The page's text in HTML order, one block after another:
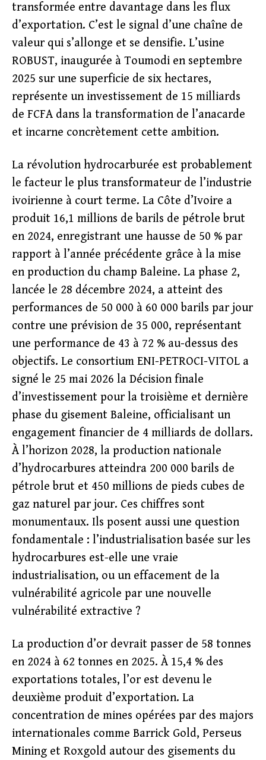
transformée entre davantage dans les flux
d’exportation. C’est le signal d’une chaîne de
valeur qui s’allonge et se densifie. L’usine
ROBUST, inaugurée à Toumodi en septembre
2025 sur une superficie de six hectares,
représente un investissement de 15 milliards
de FCFA dans la transformation de l’anacarde
et incarne concrètement cette ambition.
La révolution hydrocarburée est probablement
le facteur le plus transformateur de l’industrie
ivoirienne à court terme. La Côte d’Ivoire a
produit 16,1 millions de barils de pétrole brut
en 2024, enregistrant une hausse de 50 % par
rapport à l’année précédente grâce à la mise
en production du champ Baleine. La phase 2,
lancée le 28 décembre 2024, a atteint des
performances de 50 000 à 60 000 barils par jour
contre une prévision de 35 000, représentant
une performance de 43 à 72 % au-dessus des
objectifs. Le consortium ENI-PETROCI-VITOL a
signé le 25 mai 2026 la Décision finale
d’investissement pour la troisième et dernière
phase du gisement Baleine, officialisant un
engagement financier de 4 milliards de dollars.
À l’horizon 2028, la production nationale
d’hydrocarbures atteindra 200 000 barils de
pétrole brut et 450 millions de pieds cubes de
gaz naturel par jour. Ces chiffres sont
monumentaux. Ils posent aussi une question
fondamentale : l’industrialisation basée sur les
hydrocarbures est-elle une vraie
industrialisation, ou un effacement de la
vulnérabilité agricole par une nouvelle
vulnérabilité extractive ?
La production d’or devrait passer de 58 tonnes
en 2024 à 62 tonnes en 2025. À 15,4 % des
exportations totales, l’or est devenu le
deuxième produit d’exportation. La
concentration de mines opérées par des majors
internationales comme Barrick Gold, Perseus
Mining et Roxgold autour des gisements du